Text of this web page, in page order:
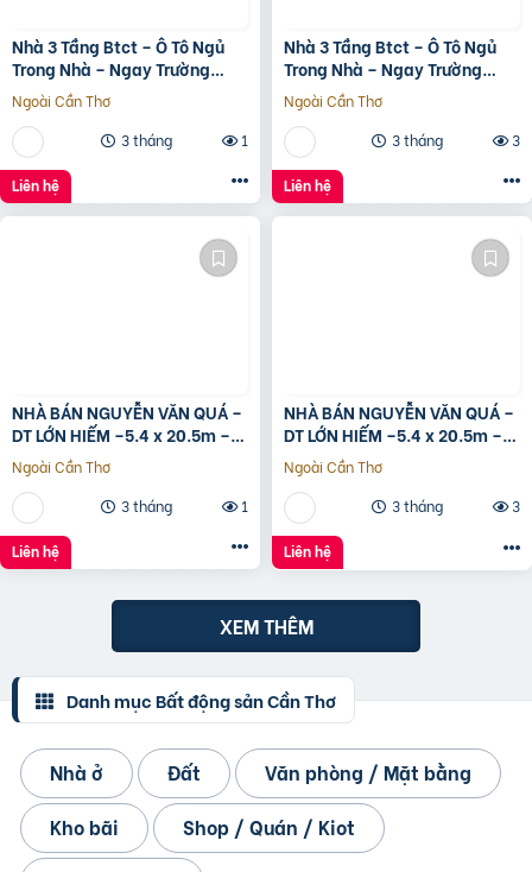
Nhà 3 Tầng Btct – Ô Tô Ngủ
Trong Nhà – Ngay Trường
Chinh
Ngoài Cần Thơ
3 tháng
1
Liên hệ
Nhà 3 Tầng Btct – Ô Tô Ngủ
Trong Nhà – Ngay Trường
Chinh
Ngoài Cần Thơ
3 tháng
3
Liên hệ
NHÀ BÁN NGUYỄN VĂN QUÁ –
DT LỚN HIẾM –5.4 x 20.5m –
GIÁ TỐT
Ngoài Cần Thơ
3 tháng
1
Liên hệ
NHÀ BÁN NGUYỄN VĂN QUÁ –
DT LỚN HIẾM –5.4 x 20.5m –
GIÁ TỐT
Ngoài Cần Thơ
3 tháng
3
Liên hệ
XEM THÊM
Danh mục Bất động sản Cần Thơ
Nhà ở Đất
Văn phòng / Mặt bằng
Kho bãi
Shop / Quán / Kiot